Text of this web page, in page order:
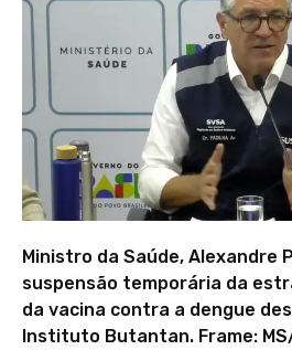
Ministro da Saúde, Alexandre
suspensão temporária da
da vacina contra a dengue
Instituto Butantan. Frame: